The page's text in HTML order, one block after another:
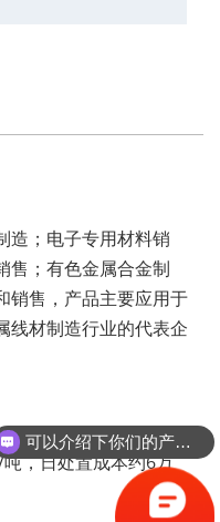
造；电子专用材料销
售；有色金属合金制
销售，产品主要应用于
线材制造行业的代表企
，日处置成本约6万
可以介绍下你们的产品么？